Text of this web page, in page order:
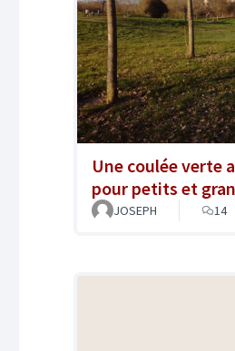
Une coulée verte
pour petits et
JOSEPH 14